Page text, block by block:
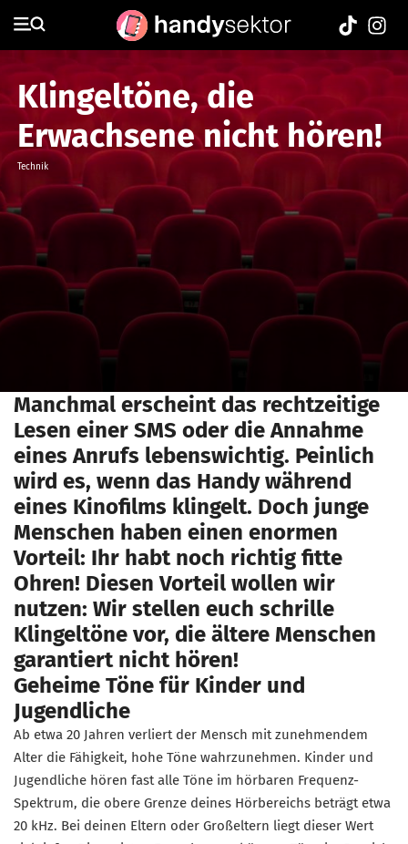
Klingeltöne, die
Erwachsene nicht hören!
Technik
Manchmal erscheint das rechtzeitige
Lesen einer SMS oder die Annahme
eines Anrufs lebenswichtig. Peinlich
wird es, wenn das Handy während
eines Kinofilms klingelt. Doch junge
Menschen haben einen enormen
Vorteil: Ihr habt noch richtig fitte
Ohren! Diesen Vorteil wollen wir
nutzen: Wir stellen euch schrille
Klingeltöne vor, die ältere Menschen
garantiert nicht hören!
Geheime Töne für Kinder und
Jugendliche
Ab etwa 20 Jahren verliert der Mensch mit zunehmendem
Alter die Fähigkeit, hohe Töne wahrzunehmen. Kinder und
Jugendliche hören fast alle Töne im hörbaren Frequenz-
Spektrum, die obere Grenze deines Hörbereichs beträgt etwa
20 kHz. Bei deinen Eltern oder Großeltern liegt dieser Wert